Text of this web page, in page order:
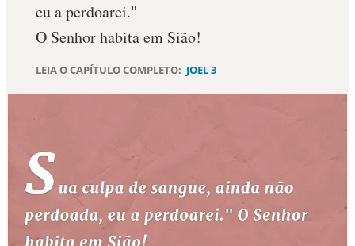
SALMO DO DIA
DEVOCIONAL DIÁRIO
ESTUDOS BÍBLICOS
ESBOÇOS DE PREGAÇÃO
TEMAS
eu a perdoarei."
O Senhor habita em Sião!
LEIA O CAPÍTULO COMPLETO: JOEL 3